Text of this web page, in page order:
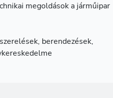
megoldások a járműipar
berendezések,